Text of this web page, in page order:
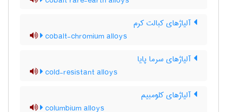
آلیاژهای کبالت کرم
cobalt-chromium alloys
آلیاژهای سرما پایا
cold-resistant alloys
آلیاژهای کلومبیم
columbium alloys